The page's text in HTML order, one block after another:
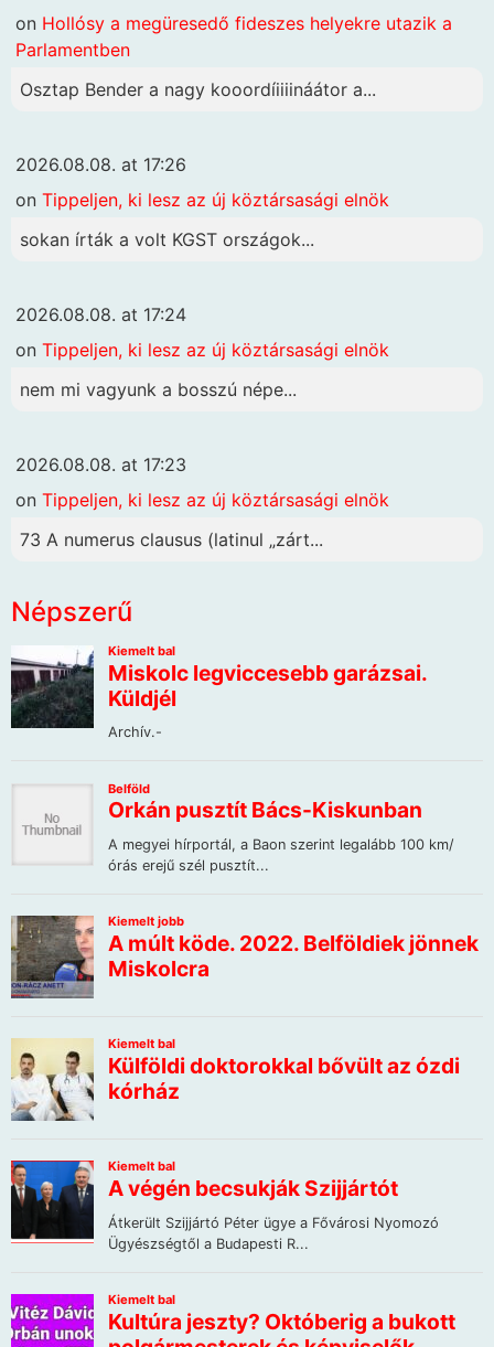
on Hollósy a megüresedő fideszes helyekre utazik a
Parlamentben
Osztap Bender a nagy kooordíiiiináátor a...
2026.08.08. at 17:26
on Tippeljen, ki lesz az új köztársasági elnök
sokan írták a volt KGST országok...
2026.08.08. at 17:24
on Tippeljen, ki lesz az új köztársasági elnök
nem mi vagyunk a bosszú népe...
2026.08.08. at 17:23
on Tippeljen, ki lesz az új köztársasági elnök
73 A numerus clausus (latinul „zárt...
Népszerű